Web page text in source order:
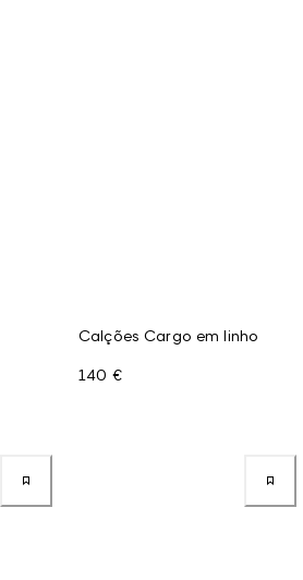
Calções Cargo em linho
140 €